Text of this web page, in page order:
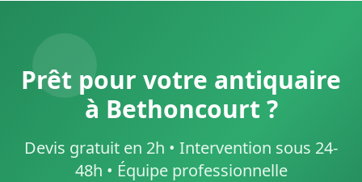
Prêt pour votre antiquaire
à Bethoncourt ?
Devis gratuit en 2h • Intervention sous 24-
48h • Équipe professionnelle